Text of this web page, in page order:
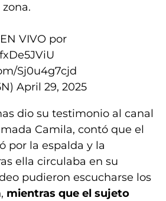
EN VIVO por
Sj0u4g7cjd
April 29, 2025
dio su testimonio al canal
Camila, contó que el
por la espalda y la
ella circulaba en su
pudieron escucharse los
mientras que el sujeto